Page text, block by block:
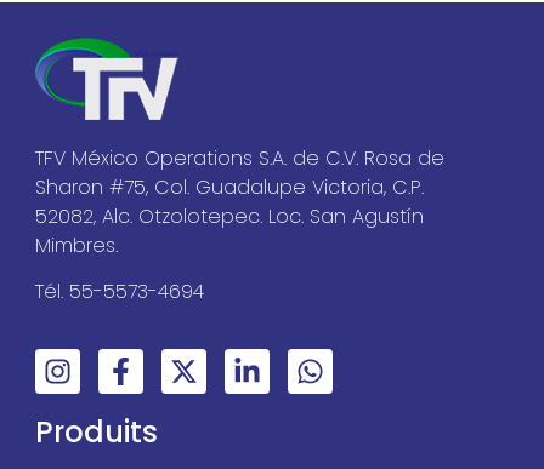
TFV México Operations S.A. de C.V. Rosa de
Sharon #75, Col. Guadalupe Victoria, C.P.
52082, Alc. Otzolotepec. Loc. San Agustín
Mimbres.
Tél. 55-5573-4694
Produits